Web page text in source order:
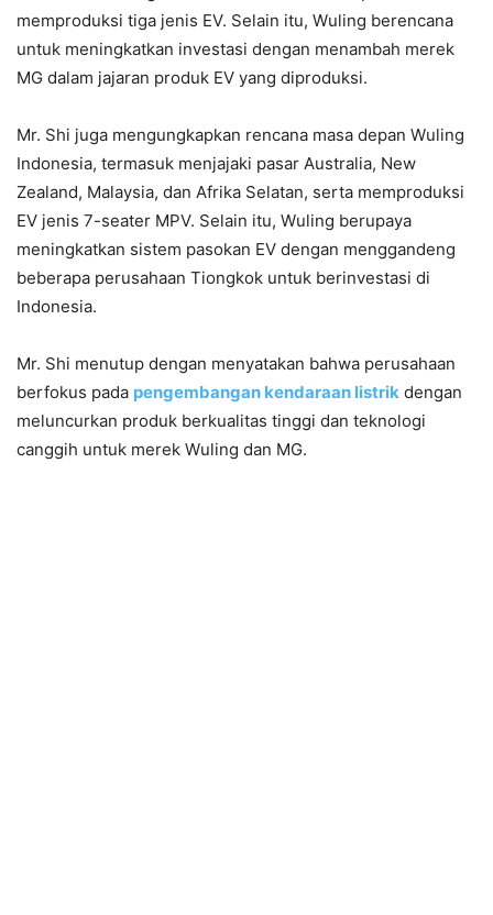
memproduksi tiga jenis EV. Selain itu, Wuling berencana
untuk meningkatkan investasi dengan menambah merek
MG dalam jajaran produk EV yang diproduksi.
Mr. Shi juga mengungkapkan rencana masa depan Wuling
Indonesia, termasuk menjajaki pasar Australia, New
Zealand, Malaysia, dan Afrika Selatan, serta memproduksi
EV jenis 7-seater MPV. Selain itu, Wuling berupaya
meningkatkan sistem pasokan EV dengan menggandeng
beberapa perusahaan Tiongkok untuk berinvestasi di
Indonesia.
Mr. Shi menutup dengan menyatakan bahwa perusahaan
berfokus pada pengembangan kendaraan listrik dengan
meluncurkan produk berkualitas tinggi dan teknologi
canggih untuk merek Wuling dan MG.